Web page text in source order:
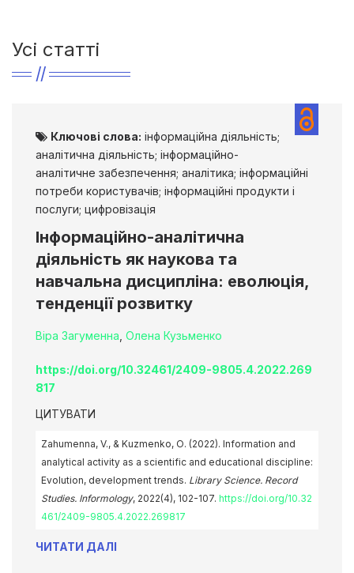
Усі статті
Ключові слова: інформаційна діяльність;
аналітична діяльність; інформаційно-
аналітичне забезпечення; аналітика; інформаційні
потреби користувачів; інформаційні продукти і
послуги; цифровізація
Інформаційно-аналітична
діяльність як наукова та
навчальна дисципліна: еволюція,
тенденції розвитку
Віра Загуменна Олена Кузьменко
https://doi.org/10.32461/2409-9805.4.2022.269
817
ЦИТУВАТИ
Zahumenna, V., & Kuzmenko, О. (2022). Information and
analytical activity as a scientific and educational discipline:
Evolution, development trends. Library Science. Record
Studies. Informology, 2022(4), 102-107. https://doi.org/10.32
461/2409-9805.4.2022.269817
ЧИТАТИ ДАЛІ